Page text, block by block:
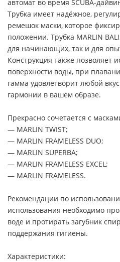
автомат во время SCUBA-
Трубка имеет надёжное,
ремешок маски, которое
положении. Трубка MARLIN
для начинающих, так и для
Конструкция также позволяет
поверхности воды, при
гамма удовлетворит любой
гармонии в вашем образе.
Прекрасно сочетается с
— MARLIN TWIST;
— MARLIN FRAMELESS DUO;
— MARLIN SUPERBA;
— MARLIN FRAMELESS EXCEL;
— MARLIN FRAMELESS.
Рекомендации по
использования необходимо
воде и протирать загубник
поддержания гигиены.
Характеристики: